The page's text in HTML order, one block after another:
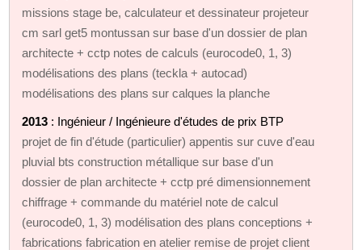
missions stage be, calculateur et dessinateur projeteur
cm sarl get5 montussan sur base d'un dossier de plan
architecte + cctp notes de calculs (eurocode0, 1, 3)
modélisations des plans (teckla + autocad)
modélisations des plans sur calques la planche
2013 : Ingénieur / Ingénieure d'études de prix BTP
projet de fin d'étude (particulier) appentis sur cuve d'eau
pluvial bts construction métallique sur base d'un
dossier de plan architecte + cctp pré dimensionnement
chiffrage + commande du matériel note de calcul
(eurocode0, 1, 3) modélisation des plans conceptions +
fabrications fabrication en atelier remise de projet client